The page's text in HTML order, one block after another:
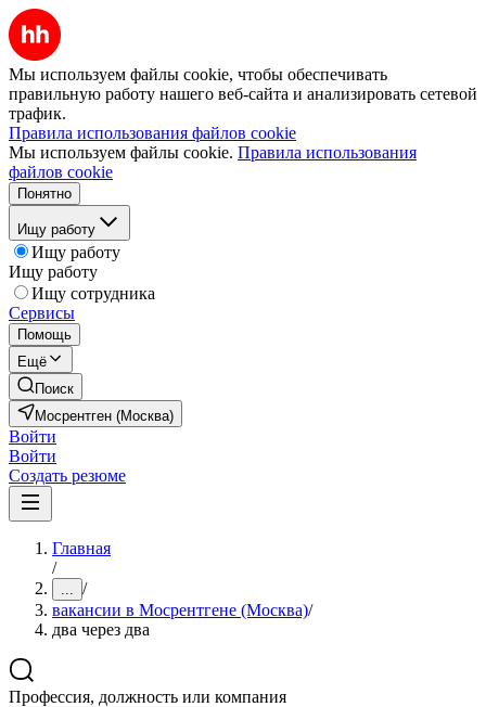
Мы используем файлы cookie, чтобы обеспечивать
правильную работу нашего веб-сайта и анализировать сетевой
трафик.
Правила использования файлов cookie
Мы используем файлы cookie. Правила использования
файлов cookie
Понятно
Ищу работу
Ищу работу
Ищу работу
Ищу сотрудника
Сервисы
Помощь
Ещё
Поиск
Мосрентген (Москва)
Войти
Войти
Создать резюме
Главная
/
... /
вакансии в Мосрентгене (Москва)/
два через два
Профессия, должность или компания